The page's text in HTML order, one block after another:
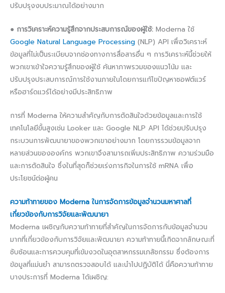
ปรับปรุงงบประมาณได้อย่างมาก
● การวิเคราะห์ความรู้สึกจากประสบการณ์ของผู้ใช้: Moderna ใช้
Google Natural Language Processing (NLP) API เพื่อวิเคราะห์
ข้อมูลที่ไม่เป็นระเบียบจากช่องทางการสื่อสารอื่น ๆ การวิเคราะห์นี้ช่วยให้
พวกเขาเข้าใจความรู้สึกของผู้ใช้ ค้นหาภาพรวมของแนวโน้ม และ
ปรับปรุงประสบการณ์การใช้งานภายในโดยการแก้ไขปัญหาซอฟต์แวร์
หรือฮาร์ดแวร์ได้อย่างมีประสิทธิภาพ
การที่ Moderna ให้ความสำคัญกับการตัดสินใจด้วยข้อมูลและการใช้
เทคโนโลยีขั้นสูงเช่น Looker และ Google NLP API ได้ช่วยปรับปรุง
กระบวนการพัฒนายาของพวกเขาอย่างมาก โดยการรวมข้อมูลจาก
หลายส่วนขององค์กร พวกเขาจึงสามารถเพิ่มประสิทธิภาพ ความร่วมมือ
และการตัดสินใจ ซึ่งในที่สุดก็ช่วยเร่งภารกิจในการใช้ mRNA เพื่อ
ประโยชน์ต่อผู้คน
ความท้าทายของ Moderna ในการจัดการข้อมูลจำนวนมหาศาลที่
เกี่ยวข้องกับการวิจัยและพัฒนายา
Moderna เผชิญกับความท้าทายที่สำคัญในการจัดการกับข้อมูลจำนวน
มากที่เกี่ยวข้องกับการวิจัยและพัฒนายา ความท้าทายนี้เกิดจากลักษณะที่
ซับซ้อนและการควบคุมที่เข้มงวดในอุตสาหกรรมเภสัชกรรม ซึ่งต้องการ
ข้อมูลที่แม่นยำ สามารถตรวจสอบได้ และนำไปปฏิบัติได้ นี่คือความท้าทาย
บางประการที่ Moderna ได้เผชิญ: